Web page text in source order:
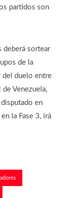
partidos son
deberá sortear
de la
del duelo entre
Venezuela,
en
la Fase 3, irá